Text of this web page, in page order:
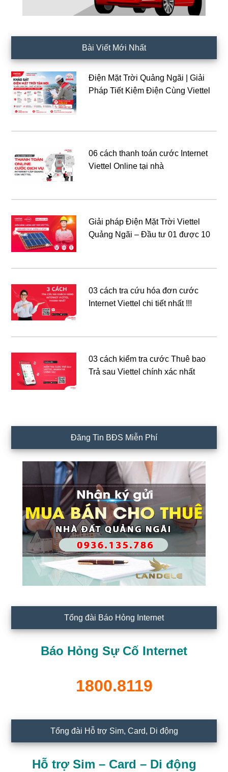
Bài Viết Mới Nhất
Điện Mặt Trời Quảng Ngãi | Giải
Pháp Tiết Kiệm Điện Cùng Viettel
06 cách thanh toán cước Internet
Viettel Online tại nhà
Giải pháp Điện Mặt Trời Viettel
Quảng Ngãi – Đầu tư 01 được 10
03 cách tra cứu hóa đơn cước
Internet Viettel chi tiết nhất !!!
03 cách kiểm tra cước Thuê bao
Trả sau Viettel chính xác nhất
Đăng Tin BĐS Miễn Phí
Tổng đài Báo Hỏng Internet
Báo Hỏng Sự Cố Internet
1800.8119
Tổng đài Hỗ trợ Sim, Card, Di động
Hỗ trợ Sim – Card – Di động